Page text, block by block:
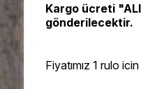
Kargo ücreti
gönderilecektir.
Fiyatımız 1 rulo